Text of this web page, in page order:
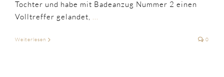
Tochter und habe mit Badeanzug Nummer 2 einen
Volltreffer gelandet, ...
Weiterlesen 0